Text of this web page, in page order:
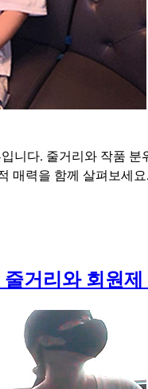
니다. 줄거리와 작품
매력을 함께 살펴보세요.
거리와 회원